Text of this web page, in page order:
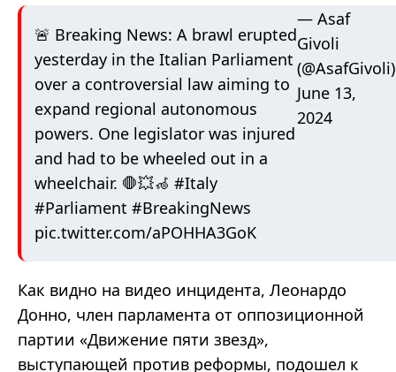
🚨 Breaking News: A brawl erupted
yesterday in the Italian Parliament
over a controversial law aiming to
expand regional autonomous
powers. One legislator was injured
and had to be wheeled out in a
wheelchair. 🛑💥🦽 #Italy
#Parliament #BreakingNews
pic.twitter.com/aPOHHA3GoK
— Asaf
Givoli
(@AsafGivoli)
June 13,
2024
Как видно на видео инцидента, Леонардо
Донно, член парламента от оппозиционной
партии «Движение пяти звезд»,
выступающей против реформы, подошел к